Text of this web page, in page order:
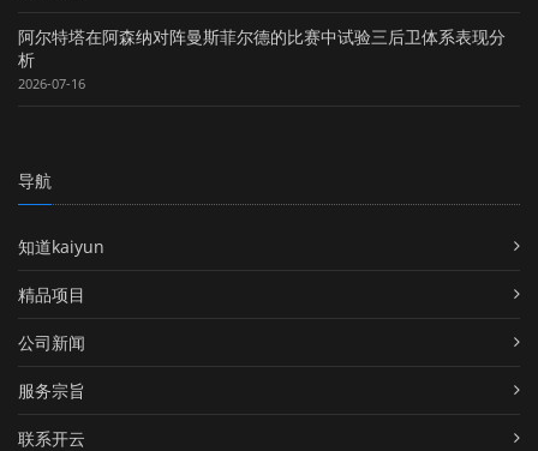
阿尔特塔在阿森纳对阵曼斯菲尔德的比赛中试验三后卫体系表现分
析
2026-07-16
导航
知道kaiyun
精品项目
公司新闻
服务宗旨
联系开云